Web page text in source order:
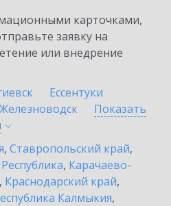
карточками,
заявку на
или внедрение
Ессентуки
Железноводск
Показать
, Ставропольский край,
, Карачаево-
, Краснодарский край,
Калмыкия,